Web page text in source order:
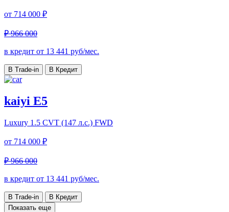
от 714 000 ₽
₽ 966 000
в кредит от 13 441 руб/мес.
В Trade-in В Кредит
kaiyi E5
Luxury 1.5 CVT (147 л.с.) FWD
от 714 000 ₽
₽ 966 000
в кредит от 13 441 руб/мес.
В Trade-in
В Кредит
Показать еще